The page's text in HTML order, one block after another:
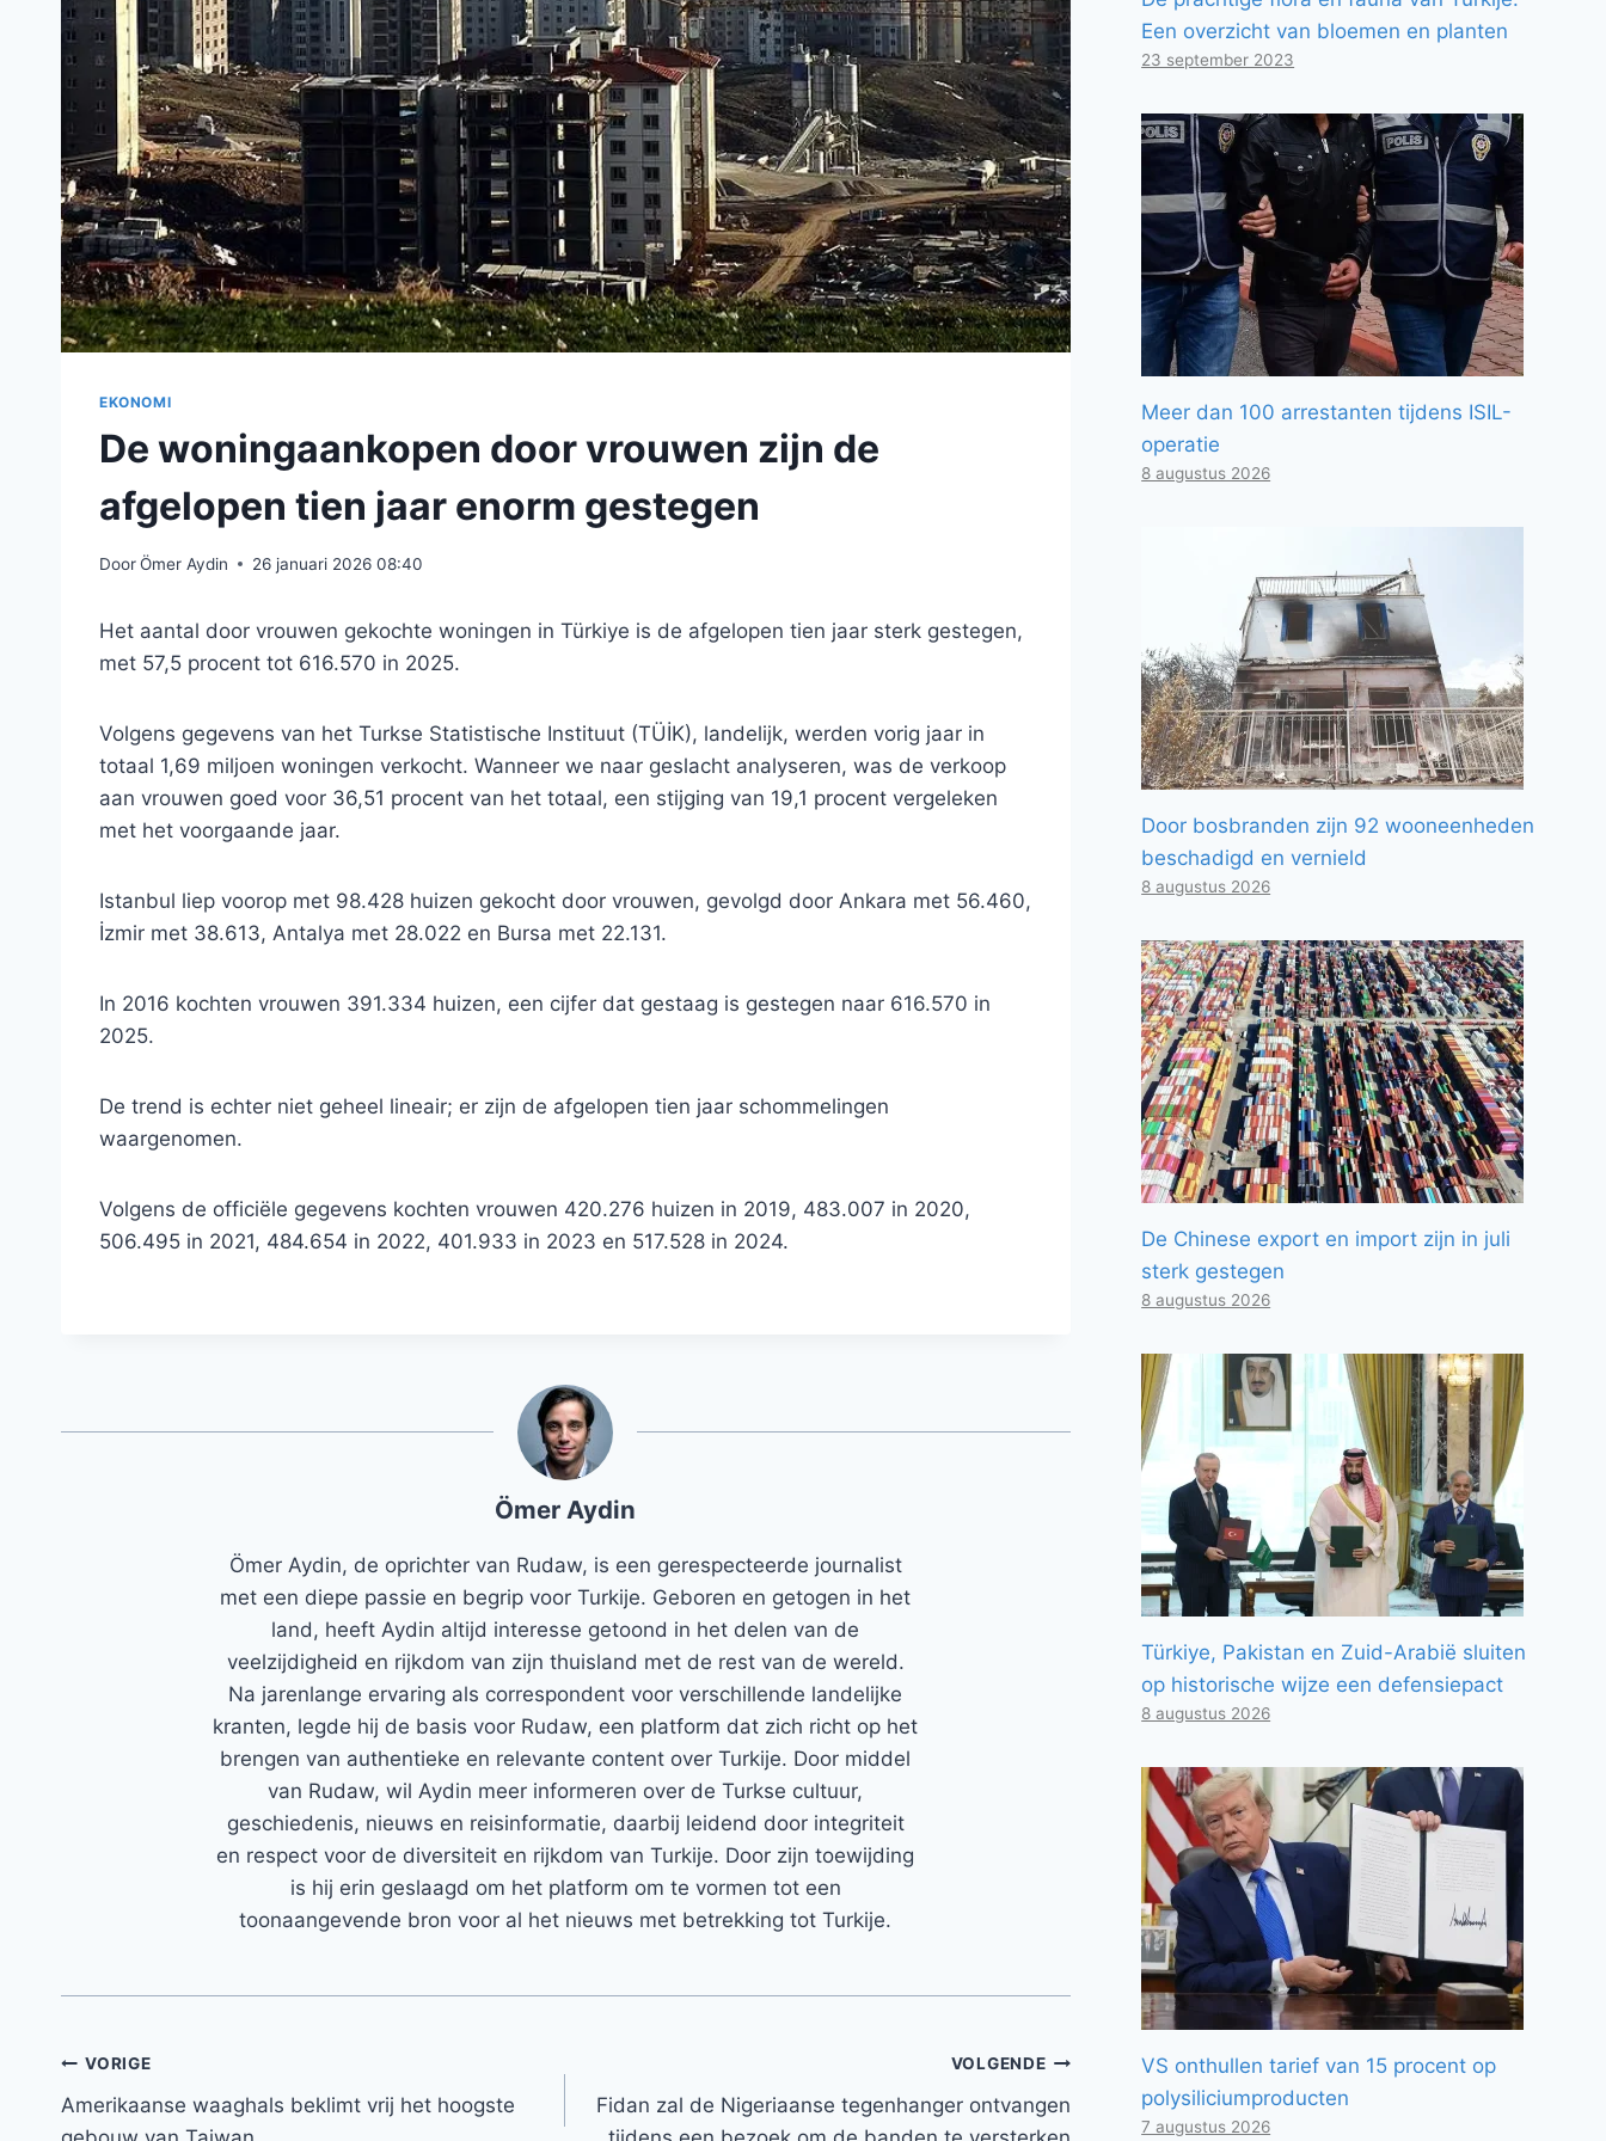
EKONOMI
De woningaankopen door vrouwen zijn de
afgelopen tien jaar enorm gestegen
DoorÖmer Aydin 26 januari 2026 08:40
Het aantal door vrouwen gekochte woningen in Türkiye is de afgelopen tien jaar sterk gestegen,
met 57,5 ​​procent tot 616.570 in 2025.
Volgens gegevens van het Turkse Statistische Instituut (TÜİK), landelijk, werden vorig jaar in
totaal 1,69 miljoen woningen verkocht. Wanneer we naar geslacht analyseren, was de verkoop
aan vrouwen goed voor 36,51 procent van het totaal, een stijging van 19,1 procent vergeleken
met het voorgaande jaar.
Istanbul liep voorop met 98.428 huizen gekocht door vrouwen, gevolgd door Ankara met 56.460,
İzmir met 38.613, Antalya met 28.022 en Bursa met 22.131.
In 2016 kochten vrouwen 391.334 huizen, een cijfer dat gestaag is gestegen naar 616.570 in
2025.
De trend is echter niet geheel lineair; er zijn de afgelopen tien jaar schommelingen
waargenomen.
Volgens de officiële gegevens kochten vrouwen 420.276 huizen in 2019, 483.007 in 2020,
506.495 in 2021, 484.654 in 2022, 401.933 in 2023 en 517.528 in 2024.
Ömer Aydin
Ömer Aydin, de oprichter van Rudaw, is een gerespecteerde journalist
met een diepe passie en begrip voor Turkije. Geboren en getogen in het
land, heeft Aydin altijd interesse getoond in het delen van de
veelzijdigheid en rijkdom van zijn thuisland met de rest van de wereld.
Na jarenlange ervaring als correspondent voor verschillende landelijke
kranten, legde hij de basis voor Rudaw, een platform dat zich richt op het
brengen van authentieke en relevante content over Turkije. Door middel
van Rudaw, wil Aydin meer informeren over de Turkse cultuur,
geschiedenis, nieuws en reisinformatie, daarbij leidend door integriteit
en respect voor de diversiteit en rijkdom van Turkije. Door zijn toewijding
is hij erin geslaagd om het platform om te vormen tot een
toonaangevende bron voor al het nieuws met betrekking tot Turkije.
Bericht
navigatie
VORIGE
Amerikaanse waaghals beklimt vrij het hoogste
VOLGENDE
Fidan zal de Nigeriaanse tegenhanger ontvangen
Een overzicht van bloemen en planten
23 september 2023
Meer dan 100 arrestanten tijdens ISIL-
operatie
8 augustus 2026
Door bosbranden zijn 92 wooneenheden
beschadigd en vernield
8 augustus 2026
De Chinese export en import zijn in juli
sterk gestegen
8 augustus 2026
Türkiye, Pakistan en Zuid-Arabië sluiten
op historische wijze een defensiepact
8 augustus 2026
VS onthullen tarief van 15 procent op
polysiliciumproducten
7 augustus 2026